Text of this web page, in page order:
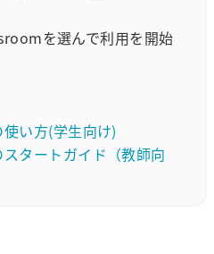
を選んで利用を開始
い方(学生向け)
タートガイド（教師向